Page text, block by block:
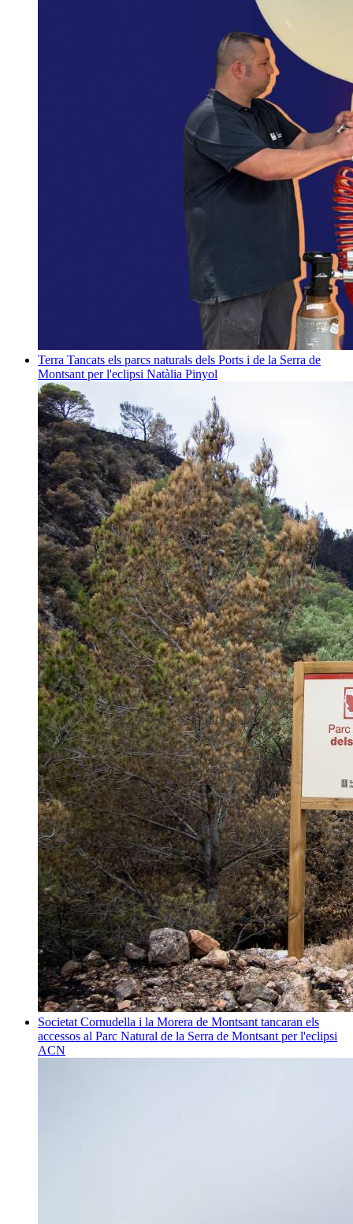
Terra Tancats els parcs naturals dels Ports i de la Serra de
Montsant per l'eclipsi Natàlia Pinyol
Societat Cornudella i la Morera de Montsant tancaran els
accessos al Parc Natural de la Serra de Montsant per l'eclipsi
ACN